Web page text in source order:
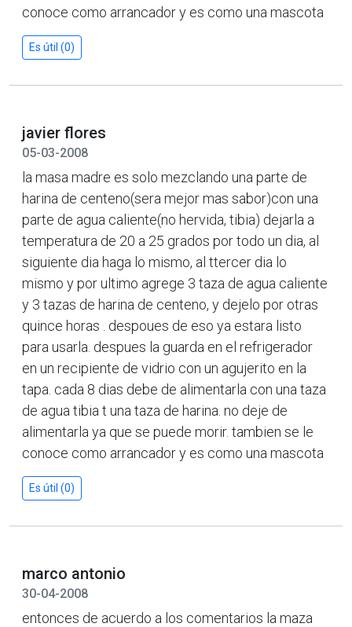
conoce como arrancador y es como una mascota
Es útil (0)
javier flores
05-03-2008
la masa madre es solo mezclando una parte de
harina de centeno(sera mejor mas sabor)con una
parte de agua caliente(no hervida, tibia) dejarla a
temperatura de 20 a 25 grados por todo un dia, al
siguiente dia haga lo mismo, al ttercer dia lo
mismo y por ultimo agrege 3 taza de agua caliente
y 3 tazas de harina de centeno, y dejelo por otras
quince horas . despoues de eso ya estara listo
para usarla. despues la guarda en el refrigerador
en un recipiente de vidrio con un agujerito en la
tapa. cada 8 dias debe de alimentarla con una taza
de agua tibia t una taza de harina. no deje de
alimentarla ya que se puede morir. tambien se le
conoce como arrancador y es como una mascota
Es útil (0)
marco antonio
30-04-2008
entonces de acuerdo a los comentarios la maza